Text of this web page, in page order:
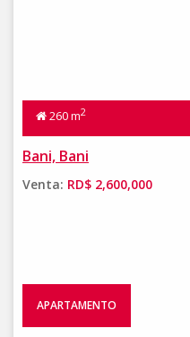
260 m2
Bani, Bani
Venta: RD$ 2,600,000
APARTAMENTO